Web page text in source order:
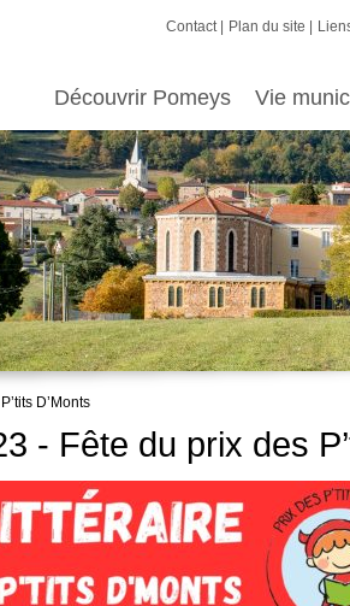
Contact Plan du site
Découvrir Pomeys Vie
D’Monts
- Fête du prix des